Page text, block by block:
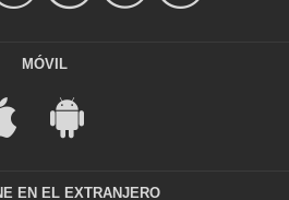
MÓVIL
EN EL EXTRANJERO